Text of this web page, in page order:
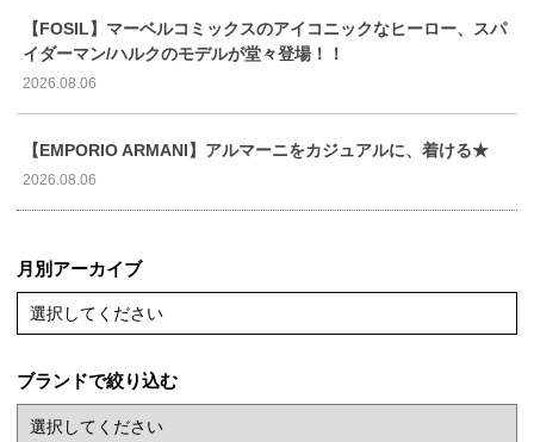
【FOSIL】マーベルコミックスのアイコニックなヒーロー、スパ
イダーマン/ハルクのモデルが堂々登場！！
2026.08.06
【EMPORIO ARMANI】アルマーニをカジュアルに、着ける★
2026.08.06
月別アーカイブ
選択してください
ブランドで絞り込む